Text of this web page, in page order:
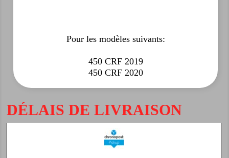
Pour les modèles suivants:
450 CRF 2019
450 CRF 2020
DÉLAIS DE LIVRAISON